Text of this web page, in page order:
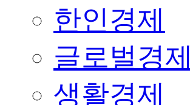
한인경제
글로벌경제
생활경제